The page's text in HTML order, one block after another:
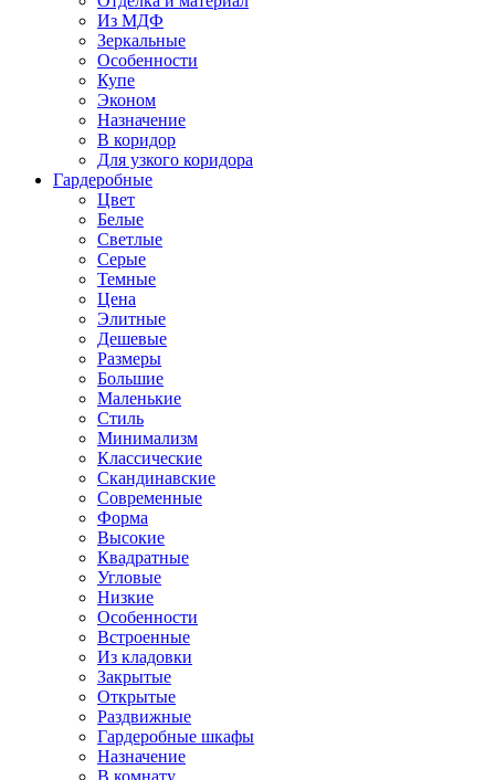
Из МДФ
Зеркальные
Особенности
Купе
Эконом
Назначение
В коридор
Для узкого коридора
Гардеробные
Цвет
Белые
Светлые
Серые
Темные
Цена
Элитные
Дешевые
Размеры
Большие
Маленькие
Стиль
Минимализм
Классические
Скандинавские
Современные
Форма
Высокие
Квадратные
Угловые
Низкие
Особенности
Встроенные
Из кладовки
Закрытые
Открытые
Раздвижные
Гардеробные шкафы
Назначение
В комнату